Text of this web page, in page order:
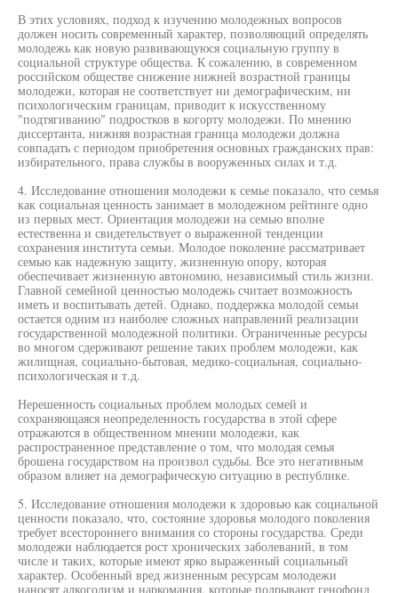
В этих условиях, подход к изучению молодежных вопросов
должен носить современный характер, позволяющий определять
молодежь как новую развивающуюся социальную группу в
социальной структуре общества. К сожалению, в современном
российском обществе снижение нижней возрастной границы
молодежи, которая не соответствует ни демографическим, ни
психологическим границам, приводит к искусственному
"подтягиванию" подростков в когорту молодежи. По мнению
диссертанта, нижняя возрастная граница молодежи должна
совпадать с периодом приобретения основных гражданских прав:
избирательного, права службы в вооруженных силах и т.д.
4. Исследование отношения молодежи к семье показало, что семья
как социальная ценность занимает в молодежном рейтинге одно
из первых мест. Ориентация молодежи на семью вполне
естественна и свидетельствует о выраженной тенденции
сохранения института семьи. Молодое поколение рассматривает
семью как надежную защиту, жизненную опору, которая
обеспечивает жизненную автономию, независимый стиль жизни.
Главной семейной ценностью молодежь считает возможность
иметь и воспитывать детей. Однако, поддержка молодой семьи
остается одним из наиболее сложных направлений реализации
государственной молодежной политики. Ограниченные ресурсы
во многом сдерживают решение таких проблем молодежи, как
жилищная, социально-бытовая, медико-социальная, социально-
психологическая и т.д.
Нерешенность социальных проблем молодых семей и
сохраняющаяся неопределенность государства в этой сфере
отражаются в общественном мнении молодежи, как
распространенное представление о том, что молодая семья
брошена государством на произвол судьбы. Все это негативным
образом влияет на демографическую ситуацию в республике.
5. Исследование отношения молодежи к здоровью как социальной
ценности показало, что, состояние здоровья молодого поколения
требует всестороннего внимания со стороны государства. Среди
молодежи наблюдается рост хронических заболеваний, в том
числе и таких, которые имеют ярко выраженный социальный
характер. Особенный вред жизненным ресурсам молодежи
наносят алкоголизм и наркомания, которые подрывают генофонд